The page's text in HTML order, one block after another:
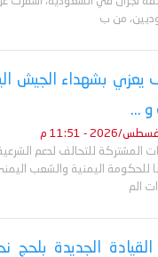
من ب
يعزي بشهداء الجيش
...
المشتركة للتحالف لدعم
للحكومة اليمنية والشعب
الم
الجديدة بلحج